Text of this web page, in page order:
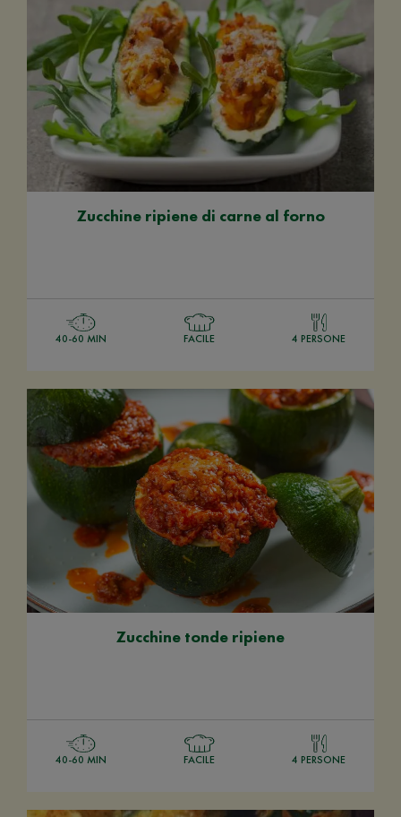
Zucchine ripiene di carne al forno
40-60 MIN FACILE 4 PERSONE
Zucchine tonde ripiene
40-60 MIN FACILE 4 PERSONE